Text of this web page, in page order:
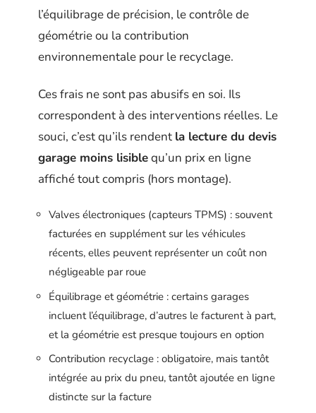
l’équilibrage de précision, le contrôle de
géométrie ou la contribution
environnementale pour le recyclage.
Ces frais ne sont pas abusifs en soi. Ils
correspondent à des interventions réelles. Le
souci, c’est qu’ils rendent la lecture du devis
garage moins lisiblequ’un prix en ligne
affiché tout compris (hors montage).
Valves électroniques (capteurs TPMS) : souvent
facturées en supplément sur les véhicules
récents, elles peuvent représenter un coût non
négligeable par roue
Équilibrage et géométrie : certains garages
incluent l’équilibrage, d’autres le facturent à part,
et la géométrie est presque toujours en option
Contribution recyclage : obligatoire, mais tantôt
intégrée au prix du pneu, tantôt ajoutée en ligne
distincte sur la facture